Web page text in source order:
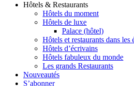
Hôtels & Restaurants
Hôtels du moment
Hôtels de luxe
Palace (hôtel)
Hôtels et restaurants dans les
Hôtels d’écrivains
Hôtels fabuleux du monde
Les grands Restaurants
Nouveautés
S’abonner